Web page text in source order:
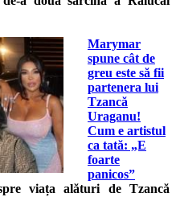
Marymar
spune cât de
greu este să fii
partenera lui
Tzancă
Uraganu!
Cum e artistul
ca tată: „E
foarte
panicos”
viața alături de Tzancă